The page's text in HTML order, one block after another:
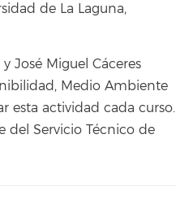
de La Laguna,
José Miguel Cáceres
Medio Ambiente
esta actividad cada curso.
del Servicio Técnico de